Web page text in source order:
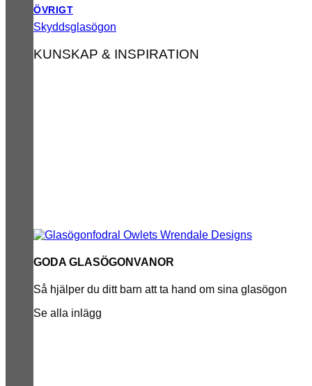
ÖVRIGT
Skyddsglasögon
KUNSKAP & INSPIRATION
GODA GLASÖGONVANOR
Så hjälper du ditt barn att ta hand om sina glasögon
Se alla inlägg